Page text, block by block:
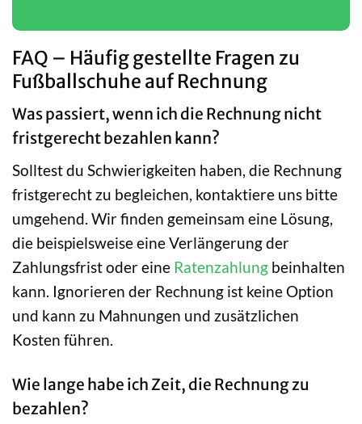
FAQ – Häufig gestellte Fragen zu
Fußballschuhe auf Rechnung
Was passiert, wenn ich die Rechnung nicht
fristgerecht bezahlen kann?
Solltest du Schwierigkeiten haben, die Rechnung
fristgerecht zu begleichen, kontaktiere uns bitte
umgehend. Wir finden gemeinsam eine Lösung,
die beispielsweise eine Verlängerung der
Zahlungsfrist oder eine Ratenzahlung beinhalten
kann. Ignorieren der Rechnung ist keine Option
und kann zu Mahnungen und zusätzlichen
Kosten führen.
Wie lange habe ich Zeit, die Rechnung zu
bezahlen?